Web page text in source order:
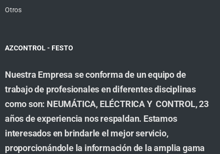
Otros
AZCONTROL - FESTO
Nuestra Empresa se conforma de un equipo de
trabajo de profesionales en diferentes disciplinas
como son: NEUMÁTICA, ELÉCTRICA Y CONTROL, 23
años de experiencia nos respaldan. Estamos
interesados en brindarle el mejor servicio,
proporcionándole la información de la amplia gama